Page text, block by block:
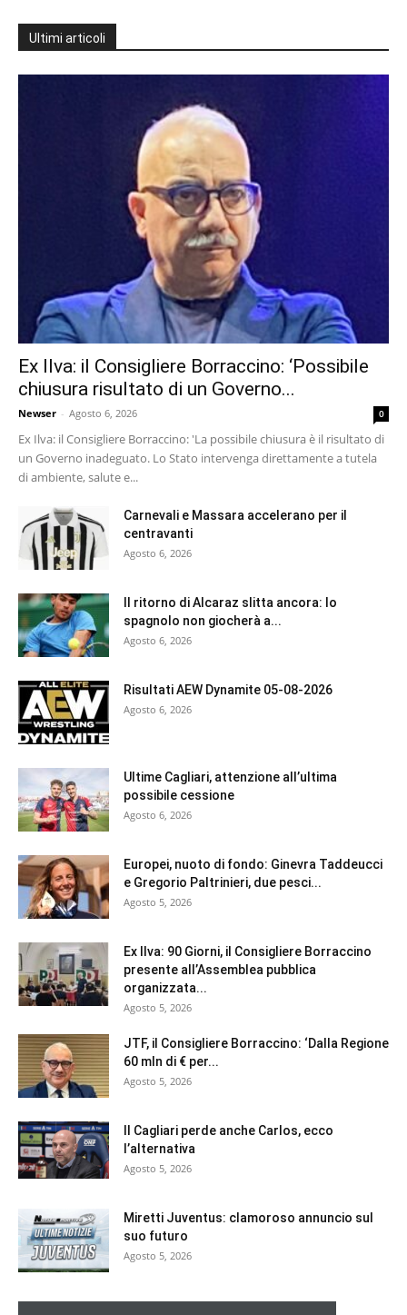
Ultimi articoli
Ex Ilva: il Consigliere Borraccino: ‘Possibile
chiusura risultato di un Governo...
Newser - Agosto 6, 2026 0
Ex Ilva: il Consigliere Borraccino: 'La possibile chiusura è il risultato di
un Governo inadeguato. Lo Stato intervenga direttamente a tutela
di ambiente, salute e...
Carnevali e Massara accelerano per il
centravanti
Agosto 6, 2026
Il ritorno di Alcaraz slitta ancora: lo
spagnolo non giocherà a...
Agosto 6, 2026
Risultati AEW Dynamite 05-08-2026
Agosto 6, 2026
Ultime Cagliari, attenzione all’ultima
possibile cessione
Agosto 6, 2026
Europei, nuoto di fondo: Ginevra Taddeucci
e Gregorio Paltrinieri, due pesci...
Agosto 5, 2026
Ex Ilva: 90 Giorni, il Consigliere Borraccino
presente all’Assemblea pubblica
organizzata...
Agosto 5, 2026
JTF, il Consigliere Borraccino: ‘Dalla Regione
60 mln di € per...
Agosto 5, 2026
Il Cagliari perde anche Carlos, ecco
l’alternativa
Agosto 5, 2026
Miretti Juventus: clamoroso annuncio sul
suo futuro
Agosto 5, 2026